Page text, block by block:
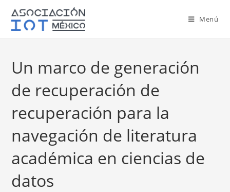
Menú
Un marco de generación
de recuperación de
recuperación para la
navegación de literatura
académica en ciencias de
datos